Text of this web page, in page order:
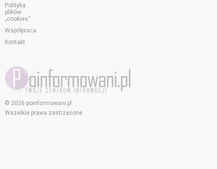
Polityka
plików
„cookies”
Współpraca
Kontakt
© 2026 poinformowani.pl.
Wszelkie prawa zastrzeżone.